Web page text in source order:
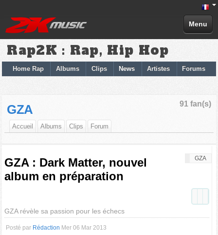
Menu
Rap2K : Rap, Hip Hop
Home Rap Albums Clips News Artistes Forums
91 fan(s)
GZA
Accueil Albums Clips Forum
GZA
GZA : Dark Matter, nouvel
album en préparation
GZA révèle sa passion pour les échecs
Posté par Rédaction Mer 06 Mar 2013